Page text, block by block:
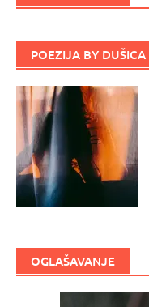
POEZIJA BY DUŠICA
OGLAŠAVANJE